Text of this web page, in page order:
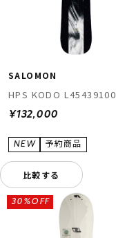
SALOMON
HPS KODO L45439100
¥132,000
比較する
30%OFF